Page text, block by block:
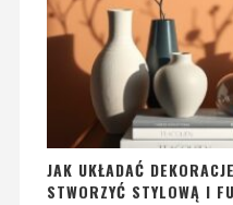
JAK UKŁADAĆ
STWORZYĆ STYLOWĄ I